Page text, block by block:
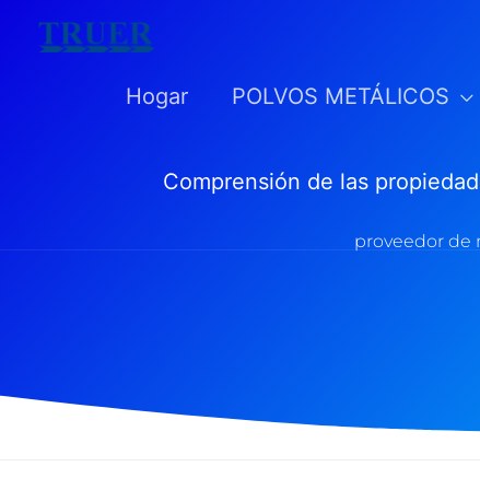
saltar
Hogar POLVOS METÁLICOS
Comprensión de las
proveedor de